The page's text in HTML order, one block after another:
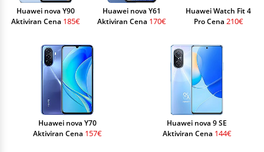
Huawei nova Y90
Aktiviran Cena 185€
Huawei nova Y61
Aktiviran Cena 170€
Huawei Watch Fit 4
Pro Cena 210€
Huawei nova Y70
Aktiviran Cena 157€
Huawei nova 9 SE
Aktiviran Cena 144€